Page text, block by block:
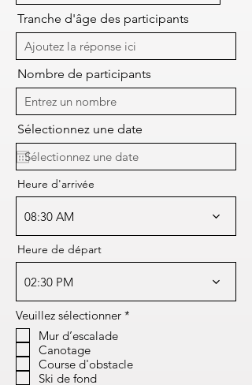
Tranche d'âge des participants
Nombre de participants
Sélectionnez une date
Heure d'arrivée
08:30 AM
Heure de départ
02:30 PM
Veuillez sélectionner *
g
a
Mur d’escalade
Canotage
Course d'obstacle
Ski de fond